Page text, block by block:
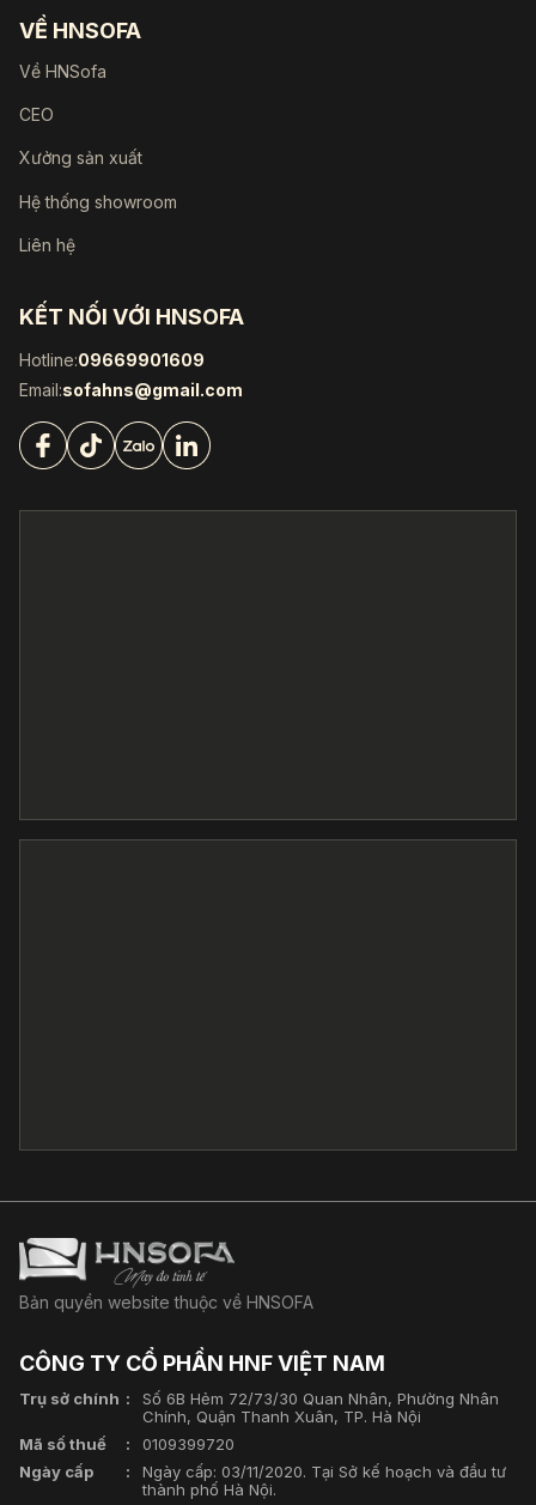
VỀ HNSOFA
Về HNSofa
CEO
Xưởng sản xuất
Hệ thống showroom
Liên hệ
KẾT NỐI VỚI HNSOFA
Hotline:09669901609
Email:sofahns@gmail.com
Bản quyền website thuộc về HNSOFA
CÔNG TY CỔ PHẦN HNF VIỆT NAM
Trụ sở chính
Số 6B Hẻm 72/73/30 Quan Nhân, Phường Nhân
Chính, Quận Thanh Xuân, TP. Hà Nội
Mã số thuế
0109399720
Ngày cấp
Ngày cấp: 03/11/2020. Tại Sở kế hoạch và đầu tư
thành phố Hà Nội.